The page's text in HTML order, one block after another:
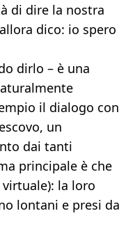
di dire la nostra
dico: io spero
dirlo – è una
il dialogo con
un
dai tanti
principale è che
la loro
lontani e presi da